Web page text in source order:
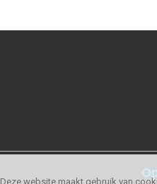
Deze website maakt gebruik van